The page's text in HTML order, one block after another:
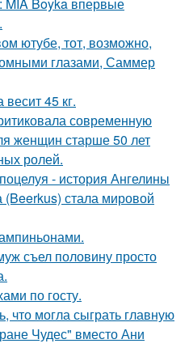
ютубе, тот, возможно,
глазами, Саммер
45 кг.
современную
женщин старше 50 лет
ролей.
- история Ангелины
стала мировой
съел половину просто
по госту.
что могла сыграть главную
Чудес" вместо Ани